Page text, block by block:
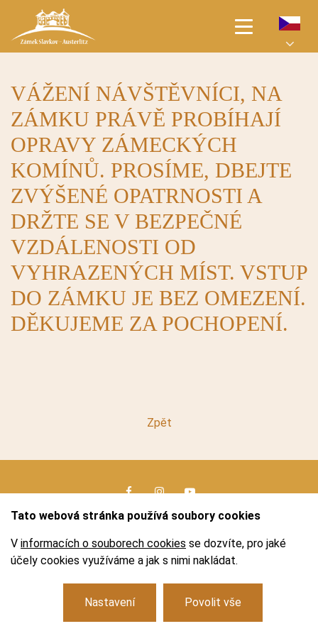
PRO NÁVŠTĚVNÍKY
AKCE
SVATBY
JARMARKY
PRONÁJMY
O ZÁMKU
EXPOZICE AUSTERLITZ 1805
NABÍDKA PRÁCE VIRTUÁLNÍ PROHLÍDKA
VÁŽENÍ NÁVŠTĚVNÍCI, NA
ZÁMKU PRÁVĚ PROBÍHAJÍ
OPRAVY ZÁMECKÝCH
KOMÍNŮ. PROSÍME, DBEJTE
ZVÝŠENÉ OPATRNOSTI A
DRŽTE SE V BEZPEČNÉ
VZDÁLENOSTI OD
VYHRAZENÝCH MÍST. VSTUP
DO ZÁMKU JE BEZ OMEZENÍ.
DĚKUJEME ZA POCHOPENÍ.
Zpět
FacebookInstagramYoutube
Mobilní průvodce
Virtuální prohlídka
Základní dokumenty
Zásady používání cookies
© 2026 Zámek Slavkov – Austerlitz
Tato webová stránka používá soubory cookies
V informacích o souborech cookies se dozvíte, pro jaké
účely cookies využíváme a jak s nimi nakládat.
Nastavení Povolit vše